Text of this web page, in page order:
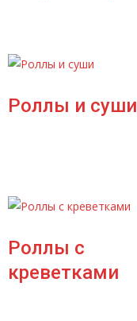
Роллы и суши
Роллы с
креветками